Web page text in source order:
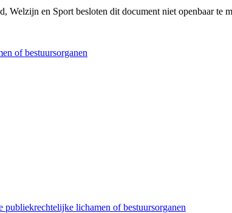
Welzijn en Sport besloten dit document niet openbaar te
of bestuursorganen
publiekrechtelijke lichamen of bestuursorganen